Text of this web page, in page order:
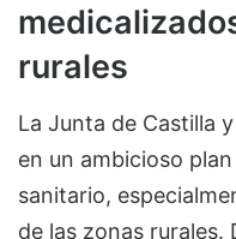
rurales
La Junta de Castilla
en un ambicioso
sanitario,
de las zonas rurales.